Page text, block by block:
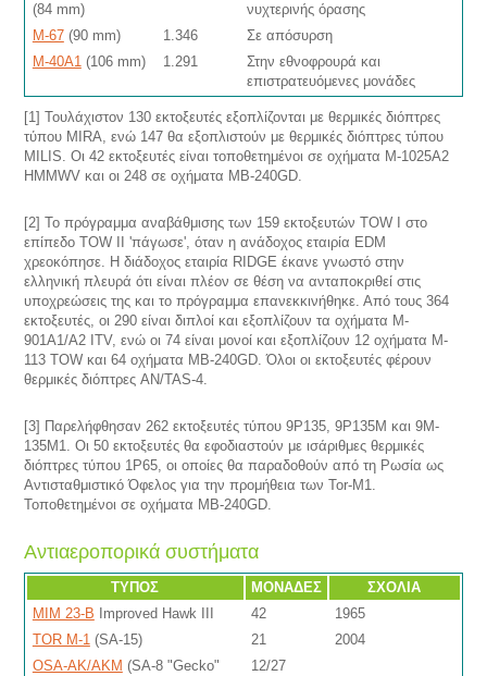
(84 mm)
νυχτερινής όρασης
M-67(90 mm) 1.346
Σε απόσυρση
M-40A1(106 mm) 1.291
Στην εθνοφρουρά και
επιστρατευόμενες μονάδες
[1] Τουλάχιστον 130 εκτοξευτές εξοπλίζονται με θερμικές διόπτρες
τύπου MIRA, ενώ 147 θα εξοπλιστούν με θερμικές διόπτρες τύπου
MILIS. Οι 42 εκτοξευτές είναι τοποθετημένοι σε οχήματα M-1025A2
HMMWV και οι 248 σε οχήματα MB-240GD.
[2] Το πρόγραμμα αναβάθμισης των 159 εκτοξευτών TOW I στο
επίπεδο TOW II 'πάγωσε', όταν η ανάδοχος εταιρία EDM
χρεοκόπησε. Η διάδοχος εταιρία RIDGE έκανε γνωστό στην
ελληνική πλευρά ότι είναι πλέον σε θέση να ανταποκριθεί στις
υποχρεώσεις της και το πρόγραμμα επανεκκινήθηκε. Από τους 364
εκτοξευτές, οι 290 είναι διπλοί και εξοπλίζουν τα οχήματα M-
901A1/A2 ITV, ενώ οι 74 είναι μονοί και εξοπλίζουν 12 οχήματα M-
113 TOW και 64 οχήματα MB-240GD. Όλοι οι εκτοξευτές φέρουν
θερμικές διόπτρες AN/TAS-4.
[3] Παρελήφθησαν 262 εκτοξευτές τύπου 9P135, 9P135M και 9M-
135M1. Οι 50 εκτοξευτές θα εφοδιαστούν με ισάριθμες θερμικές
διόπτρες τύπου 1P65, οι οποίες θα παραδοθούν από τη Ρωσία ως
Αντισταθμιστικό Όφελος για την προμήθεια των Tor-M1.
Τοποθετημένοι σε οχήματα MB-240GD.
Αντιαεροπορικά συστήματα
ΤΥΠΟΣ ΜΟΝΑΔΕΣ
ΣΧΟΛΙΑ
MIM 23-B Improved Hawk III 42
1965
TOR M-1(SA-15) 21
2004
OSA-AK/ΑΚM (SA-8 "Gecko"
12/27